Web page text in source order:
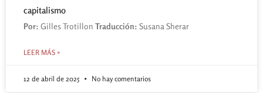
capitalismo
Por: Gilles Trotillon Traducción: Susana Sherar
LEER MÁS »
12 de abril de 2025 No hay comentarios